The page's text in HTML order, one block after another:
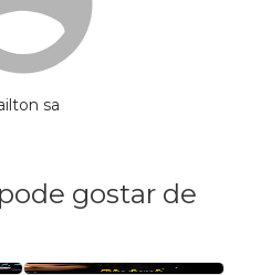
sa
gostar de